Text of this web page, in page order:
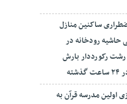
ساکنین منازل
حاشیه رودخانه در
رشت رکورددار بارش
اولین مدرسه قرآن به